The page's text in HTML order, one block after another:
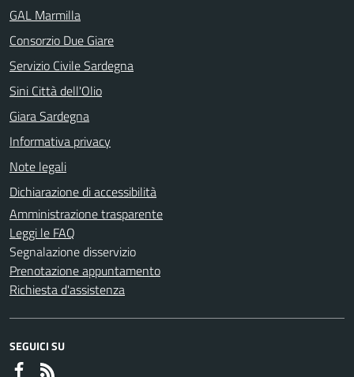
GAL Marmilla
Consorzio Due Giare
Servizio Civile Sardegna
Sini Città dell'Olio
Giara Sardegna
Informativa privacy
Note legali
Dichiarazione di accessibilità
Amministrazione trasparente
Leggi le FAQ
Segnalazione disservizio
Prenotazione appuntamento
Richiesta d'assistenza
SEGUICI SU